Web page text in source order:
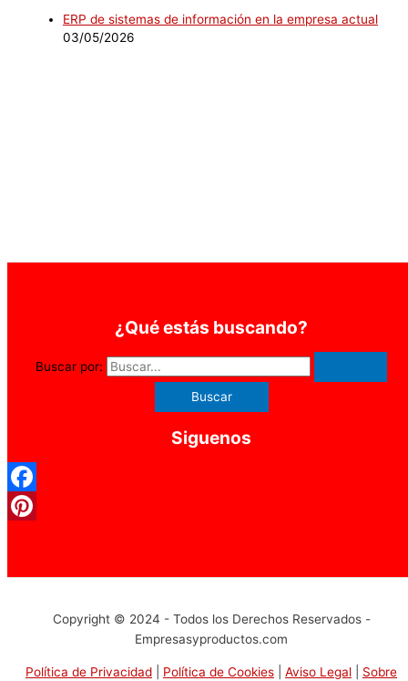
ERP de sistemas de información en la empresa actual
03/05/2026
¿Qué estás buscando?
Buscar por:
Siguenos
Copyright © 2024 - Todos los Derechos Reservados -
Empresasyproductos.com
Política de Privacidad Política de Cookies Aviso Legal Sobre